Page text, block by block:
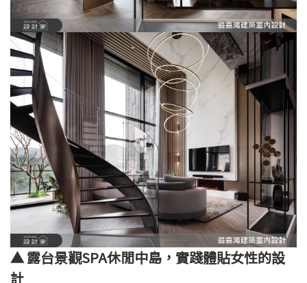
▲ 露台景觀SPA休閒中島，實踐體貼女性的設
計